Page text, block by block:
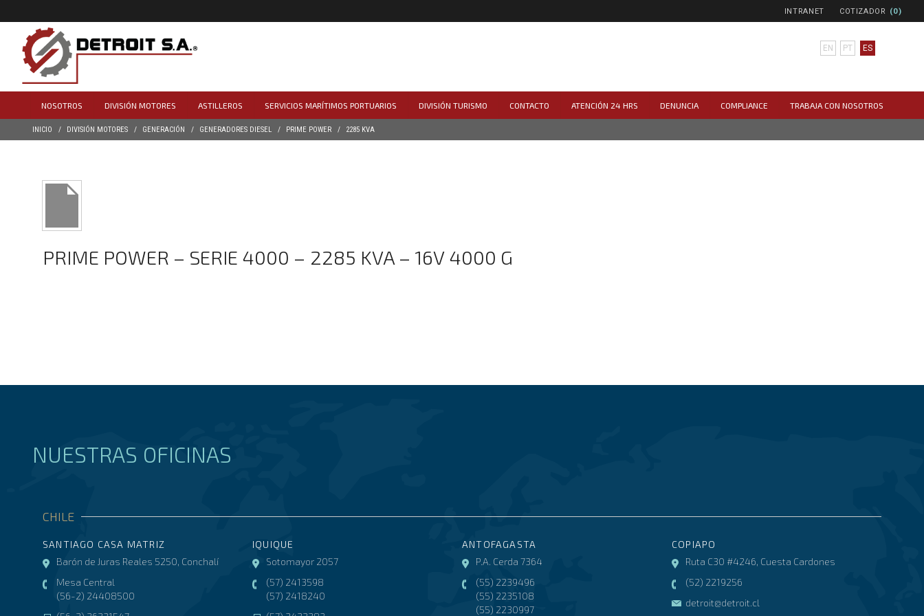
INTRANET COTIZADOR (0)
EN PT ES
NOSOTROS DIVISIÓN MOTORES ASTILLEROS SERVICIOS MARÍTIMOS PORTUARIOS DIVISIÓN TURISMO CONTACTO ATENCIÓN 24 HRS DENUNCIA COMPLIANCE TRABAJA CON NOSOTROS
INICIO DIVISIÓN MOTORES GENERACIÓN GENERADORES DIESEL PRIME POWER 2285 KVA
PRIME POWER – SERIE 4000 – 2285 KVA – 16V 4000 G
NUESTRAS OFICINAS
CHILE
SANTIAGO CASA MATRIZ
Barón de Juras Reales 5250, Conchalí
Mesa Central
(56-2) 24408500
IQUIQUE
Sotomayor 2057
(57) 2413598
(57) 2418240
ANTOFAGASTA
P.A. Cerda 7364
(55) 2239496
(55) 2235108
(55) 2230997
COPIAPO
Ruta C30 #4246, Cuesta Cardones
(52) 2219256
detroit@detroit.cl